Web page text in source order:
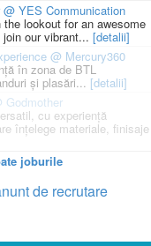
YES Communication
lookout for an awesome
our vibrant... [detalii]
@ Mercury360
în zona de BTL
și plasări... [detalii]
Godmother
cu experiență
înțelege materiale, finisaje
joburile
de recrutare